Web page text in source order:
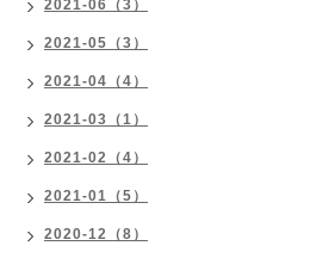
2021-06（3）
2021-05（3）
2021-04（4）
2021-03（1）
2021-02（4）
2021-01（5）
2020-12（8）